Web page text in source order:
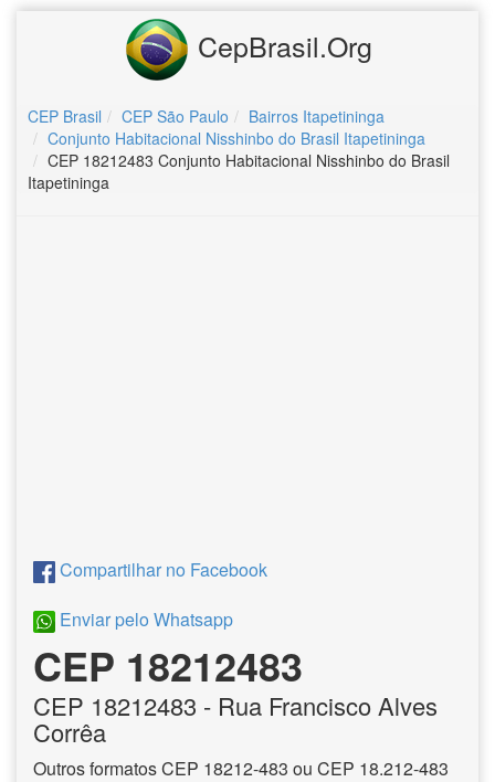
CepBrasil.Org
CEP Brasil CEP São Paulo
Bairros Itapetininga
Conjunto Habitacional Nisshinbo do Brasil Itapetininga
CEP 18212483 Conjunto Habitacional Nisshinbo do Brasil
Itapetininga
Compartilhar no Facebook
Enviar pelo Whatsapp
CEP 18212483
CEP 18212483 - Rua Francisco Alves
Corrêa
Outros formatos CEP 18212-483 ou CEP 18.212-483